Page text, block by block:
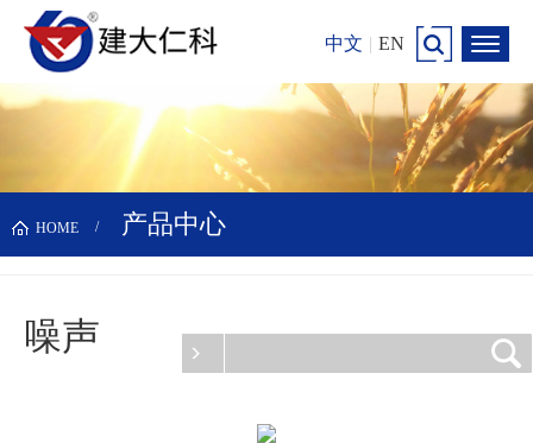
中文 | EN
HOME 产品中心
噪声
更新时间：2026-08-09